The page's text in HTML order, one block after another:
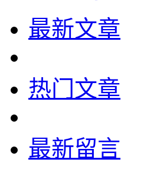
最新文章
热门文章
最新留言